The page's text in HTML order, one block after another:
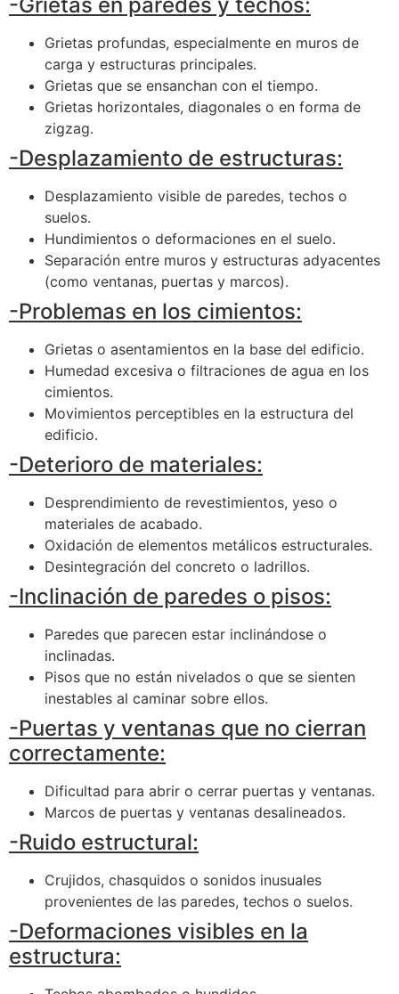
Grietas profundas, especialmente en muros de
carga y estructuras principales.
Grietas que se ensanchan con el tiempo.
Grietas horizontales, diagonales o en forma de
zigzag.
-Desplazamiento de estructuras:
Desplazamiento visible de paredes, techos o
suelos.
Hundimientos o deformaciones en el suelo.
Separación entre muros y estructuras adyacentes
(como ventanas, puertas y marcos).
-Problemas en los cimientos:
Grietas o asentamientos en la base del edificio.
Humedad excesiva o filtraciones de agua en los
cimientos.
Movimientos perceptibles en la estructura del
edificio.
-Deterioro de materiales:
Desprendimiento de revestimientos, yeso o
materiales de acabado.
Oxidación de elementos metálicos estructurales.
Desintegración del concreto o ladrillos.
-Inclinación de paredes o pisos:
Paredes que parecen estar inclinándose o
inclinadas.
Pisos que no están nivelados o que se sienten
inestables al caminar sobre ellos.
-Puertas y ventanas que no cierran
correctamente:
Dificultad para abrir o cerrar puertas y ventanas.
Marcos de puertas y ventanas desalineados.
-Ruido estructural:
Crujidos, chasquidos o sonidos inusuales
provenientes de las paredes, techos o suelos.
-Deformaciones visibles en la
estructura: